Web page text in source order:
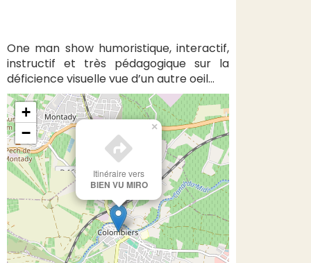
One man show humoristique, interactif,
instructif et très pédagogique sur la
déficience visuelle vue d’un autre oeil…
Itinéraire vers
BIEN VU MIRO
×
+
−